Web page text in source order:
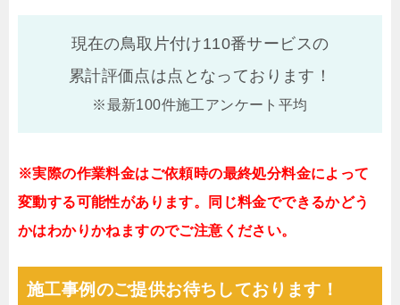
現在の鳥取片付け110番サービスの
累計評価点は点となっております！
※最新100件施工アンケート平均
※実際の作業料金はご依頼時の最終処分料金によって
変動する可能性があります。同じ料金でできるかどう
かはわかりかねますのでご注意ください。
施工事例のご提供お待ちしております！